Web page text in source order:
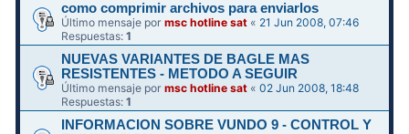
como comprimir archivos para enviarlos
Último mensaje pormsc hotline sat « 21 Jun 2008, 07:46
Respuestas:1
NUEVAS VARIANTES DE BAGLE MAS
RESISTENTES - METODO A SEGUIR
Último mensaje pormsc hotline sat «02 Jun 2008, 18:48
Respuestas:1
INFORMACION SOBRE VUNDO 9 - CONTROL Y